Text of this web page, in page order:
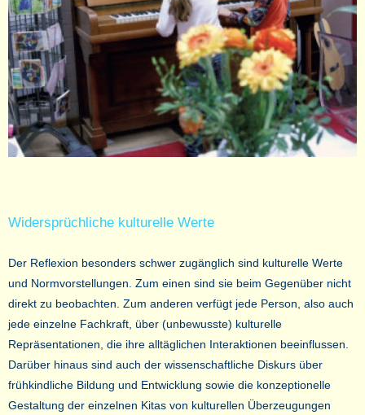
Widersprüchliche kulturelle Werte
Der Reflexion besonders schwer zugänglich sind kulturelle Werte
und Normvorstellungen. Zum einen sind sie beim Gegenüber nicht
direkt zu beobachten. Zum anderen verfügt jede Person, also auch
jede einzelne Fachkraft, über (unbewusste) kulturelle
Repräsentationen, die ihre alltäglichen Interaktionen beeinflussen.
Darüber hinaus sind auch der wissenschaftliche Diskurs über
frühkindliche Bildung und Entwicklung sowie die konzeptionelle
Gestaltung der einzelnen Kitas von kulturellen Überzeugungen